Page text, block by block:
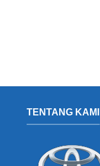
TENTANG KAMI